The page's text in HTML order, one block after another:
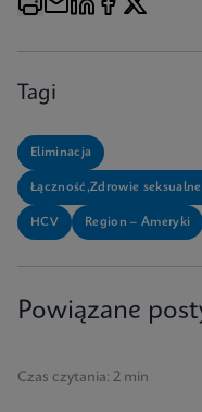
Tagi
Eliminacja
Łączność,Zdrowie
HCV Region – Ameryki
Powiązane
Czas czytania: 2 min